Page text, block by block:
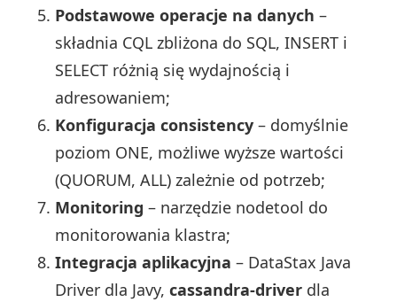
Podstawowe operacje na danych –
składnia CQL zbliżona do SQL, INSERT i
SELECT różnią się wydajnością i
adresowaniem;
Konfiguracja consistency – domyślnie
poziom ONE, możliwe wyższe wartości
(QUORUM, ALL) zależnie od potrzeb;
Monitoring – narzędzie nodetool do
monitorowania klastra;
Integracja aplikacyjna – DataStax Java
Driver dla Javy,cassandra-driver dla